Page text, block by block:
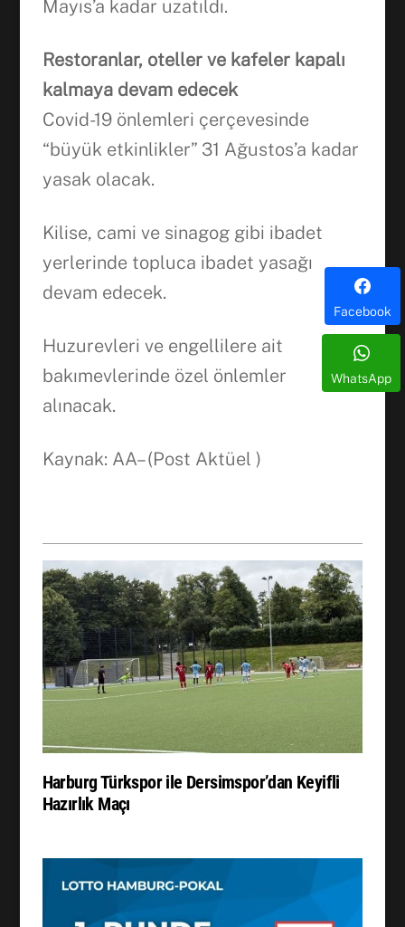
Mayıs’a kadar uzatıldı.
Restoranlar, oteller ve kafeler kapalı
kalmaya devam edecek
Covid-19 önlemleri çerçevesinde
“büyük etkinlikler” 31 Ağustos’a kadar
yasak olacak.
Kilise, cami ve sinagog gibi ibadet
yerlerinde topluca ibadet yasağı
devam edecek.
Huzurevleri ve engellilere ait
bakımevlerinde özel önlemler
alınacak.
Kaynak: AA– (Post Aktüel )
Harburg Türkspor ile Dersimspor’dan Keyifli
Hazırlık Maçı
Facebook
WhatsApp